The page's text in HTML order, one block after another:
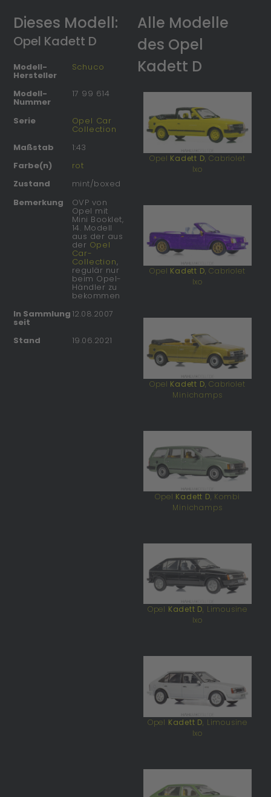
Dieses Modell:
Opel Kadett D
Modell-
Hersteller
Schuco
Modell-
Nummer
17 99 614
Serie Opel Car
Collection
Maßstab
1:43
Farbe(n)
rot
Zustand
mint/boxed
Bemerkung
OVP von
Opel mit
Mini Booklet,
14. Modell
aus der aus
der Opel
Car-
Collection,
regulär nur
beim Opel-
Händler zu
bekommen
In Sammlung
seit
12.08.2007
Stand 19.06.2021
Alle Modelle
des Opel
Kadett D
Opel Kadett D, Cabriolet
Ixo
Opel Kadett D, Cabriolet
Ixo
Opel Kadett D, Cabriolet
Minichamps
Opel Kadett D, Kombi
Minichamps
Opel Kadett D, Limousine
Ixo
Opel Kadett D, Limousine
Ixo